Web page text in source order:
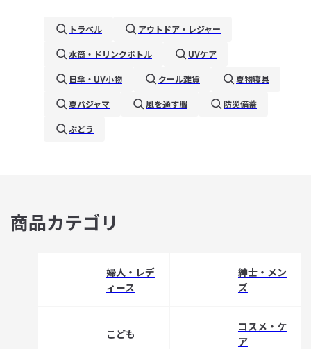
トラベル
アウトドア・レジャー
水筒・ドリンクボトル
UVケア
日傘・UV小物
クール雑貨
夏物寝具
夏パジャマ
風を通す服
防災備蓄
ぶどう
商品カテゴリ
婦人・レデ
ィース
紳士・メン
ズ
こども
コスメ・ケ
ア